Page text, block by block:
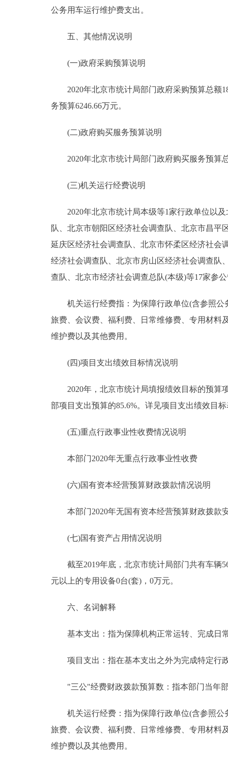
公务用车运行维护费支出。
五、其他情况说明
(一)政府采购预算说明
2020年北京市统计局部门政府采购预算总额
务预算6246.66万元。
(二)政府购买服务预算说明
2020年北京市统计局部门政府购买服务预算总
(三)机关运行经费说明
2020年北京市统计局本级等1家行政单位以及
队、北京市朝阳区经济社会调查队、北京市昌
延庆区经济社会调查队、北京市怀柔区经济社会
经济社会调查队、北京市房山区经济社会调查队
查队、北京市经济社会调查总队(本级)等17家参
机关运行经费指：为保障行政单位(含参照公
旅费、会议费、福利费、日常维修费、专用材料
维护费以及其他费用。
(四)项目支出绩效目标情况说明
2020年，北京市统计局填报绩效目标的预算项
部项目支出预算的85.6%。详见项目支出绩效目
(五)重点行政事业性收费情况说明
本部门2020年无重点行政事业性收费
(六)国有资本经营预算财政拨款情况说明
本部门2020年无国有资本经营预算财政拨款
(七)国有资产占用情况说明
截至2019年底，北京市统计局部门共有车辆56
元以上的专用设备0台(套)，0万元。
六、名词解释
基本支出：指为保障机构正常运转、完成日
项目支出：指在基本支出之外为完成特定行
"三公"经费财政拨款预算数：指本部门当年部
机关运行经费：指为保障行政单位(含参照公
旅费、会议费、福利费、日常维修费、专用材料
维护费以及其他费用。